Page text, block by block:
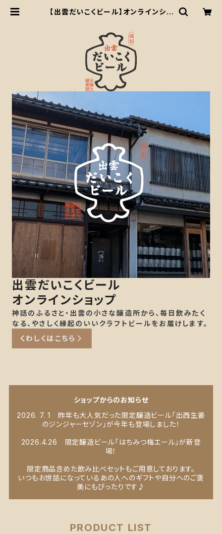
【出雲だいこくビール】オンラインショ
出雲だいこくビール
オンラインショップ
神話のふるさと・出雲の小さな醸造所から、毎日飲みたく
なる、やさしく縁起のいいクラフトビールをお届けします。
くわしくはこちら
ショップからのお知らせ
2026. 7. 1 昨年も大人気だった限定醸造ビール「出西生姜
のジンジャーセゾン」が今年も登場しました！
2026.4.26 限定醸造ビール「はちみつ梅エール」が新登
場！
限定商品含めた飲み比べセットもご用意しております。
いつもお世話になっているあの人へのギフトや自分へのご褒
美にもぴったりです♪
PRODUCT LIST